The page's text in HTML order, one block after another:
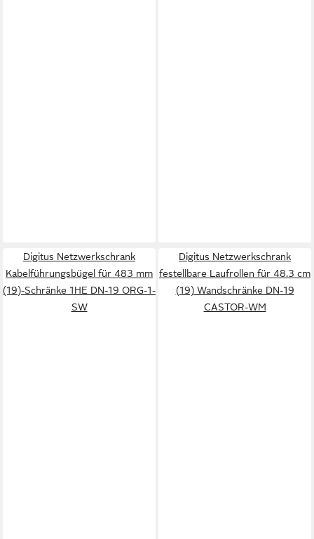
Digitus Netzwerkschrank
Kabelführungsbügel für 483 mm
(19)-Schränke 1HE DN-19 ORG-1-
SW
Digitus Netzwerkschrank
festellbare Laufrollen für 48.3 cm
(19) Wandschränke DN-19
CASTOR-WM